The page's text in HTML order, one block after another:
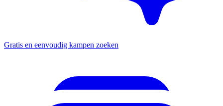
Gratis en eenvoudig kampen zoeken